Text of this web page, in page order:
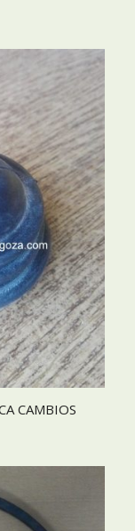
CAMBIOS